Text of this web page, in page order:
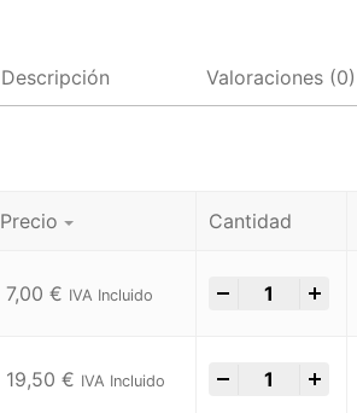
Descripción Valoraciones (0)
Precio Cantidad
7,00 € IVA Incluido
19,50 € IVA Incluido
-